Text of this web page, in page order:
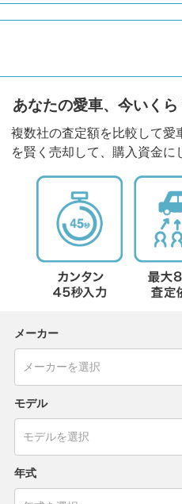
あなたの愛車、今いくら
複数社の査定額を比較して愛
を賢く売却して、購入資金に
メーカー
モデル
年式